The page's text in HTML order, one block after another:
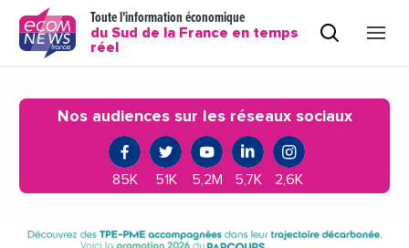
Toute l'information économique
du Sud de la France en temps
réel
Nos audiences sur les réseaux sociaux
85K 51K 5,2M 5,7K 2,6K